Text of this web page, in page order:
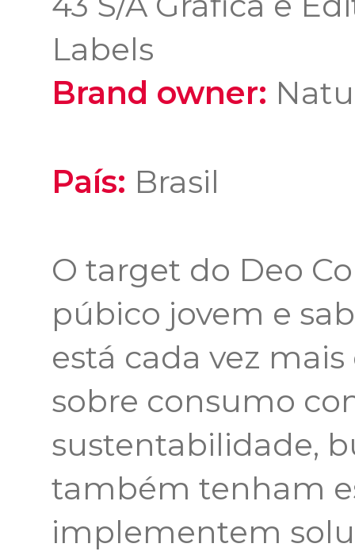
Labels
Brand owner:
País: Brasil
O target do Deo
púbico jovem e
está cada vez
sobre consumo
sustentabilidade,
também tenham
implementem